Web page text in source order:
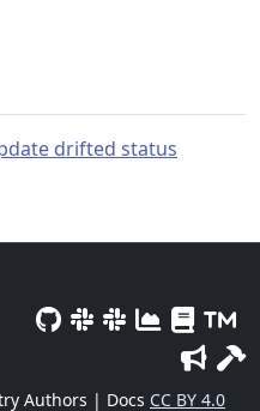
drifted status
Authors | Docs CC BY 4.0